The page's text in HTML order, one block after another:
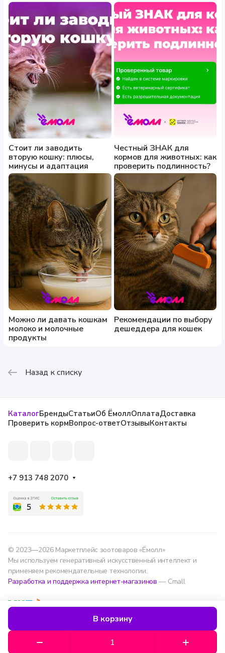
В корзину
Стоит ли заводить
вторую кошку: плюсы,
минусы и адаптация
Честный ЗНАК для
кормов для животных: как
проверить подлинность?
Можно ли давать кошкам
молоко и молочные
продукты
Рекомендации по выбору
дешеддера для кошек
Назад к списку
КаталогБрендыСтатьиОб ЁмоллОплатаДоставка
Проверить кормВопрос-ответОтзывыКонтакты
+7 913 748 2070
© 2023—2026 Маркетплейс зоотоваров «Ёмолл»
Мы используем генеративный искусственный интеллект и
применяем рекомендательные технологии.
Разработка и поддержка интернет-магазинов — Cmall
Мы используем данные для удобства, улучшения
сервиса и аналитики — согласно